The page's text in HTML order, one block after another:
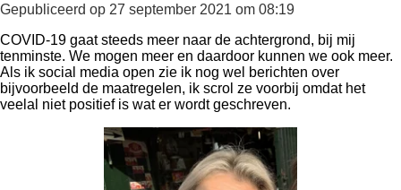
Gepubliceerd op 27 september 2021 om 08:19
COVID-19 gaat steeds meer naar de achtergrond, bij mij
tenminste. We mogen meer en daardoor kunnen we ook meer.
Als ik social media open zie ik nog wel berichten over
bijvoorbeeld de maatregelen, ik scrol ze voorbij omdat het
veelal niet positief is wat er wordt geschreven.